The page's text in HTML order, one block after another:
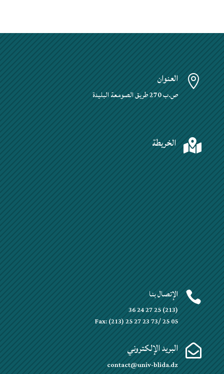
 العنوان
ص.ب 270 طريق الصومعة البليدة
 الخريطة
 الإتصال بنا
(213) 25 27 24 36
Fax: (213) 25 27 23 73/ 25 05
 البريد الإلكتروني
contact@univ-blida.dz